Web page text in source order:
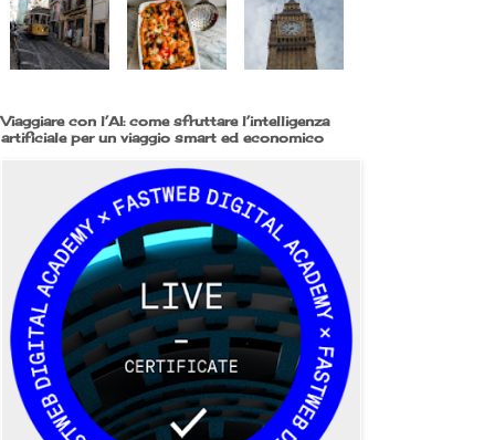
Viaggiare con l’AI: come sfruttare l’intelligenza
artificiale per un viaggio smart ed economico